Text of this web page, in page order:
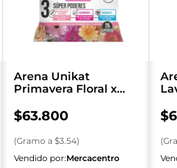
Arena Unikat
Primavera Floral x
$63.800
(Gramo a $3.54)
Vendido por:Mercacentro
$
(